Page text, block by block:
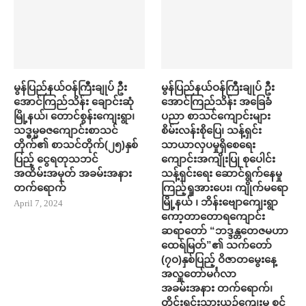
မွန်ပြည်နယ်ဝန်ကြီးချုပ် ဦး
အောင်ကြည်သိန်း ချောင်းဆုံ
မြို့နယ်၊ တောင်စွန်းကျေးရွာ၊
သဒ္ဓမ္မဓဇကျောင်းစာသင်
တိုက်၏ စာသင်တိုက်(၂၅)နှစ်
ပြည့် ငွေရတုသဘင်
အထိမ်းအမှတ် အခမ်းအနား
တက်​ရောက်
April 7, 2024
မွန်ပြည်နယ်ဝန်ကြီးချုပ် ဦး
အောင်ကြည်သိန်း အ​ခြေခံ
ပညာ စာသင်​ကျောင်းများ
စိမ်းလန်းစို​​ပြေ​၊ သန့်ရှင်း
သာယာလှ​ပ​မှုရှိ​စေရေး
ကျောင်းအကျိုးပြု စု​ပေါင်း
သန့်ရှင်း​ရေး ​ဆောင်ရွက်နေမှု
ကြည့်ရှုအား​ပေး၊ ကျိုက်မရော
မြို့နယ် ၊ ဘိန်းဗျောကျေးရွာ
ကော့တာတောရကျောင်း
ဆရာတော် “ဘဒ္ဒန္တတေဇမဟာ
ထေရ်မြတ်”၏ သက်တော်
(၇ဝ)နှစ်ပြည့် ဝိဇာတမွေးနေ့
အလှူတော်မင်္ဂလာ
အခမ်းအနား တက်​ရောက်၊
တိုင်းရင်းသားယဉ်ကျေးမှု စင်